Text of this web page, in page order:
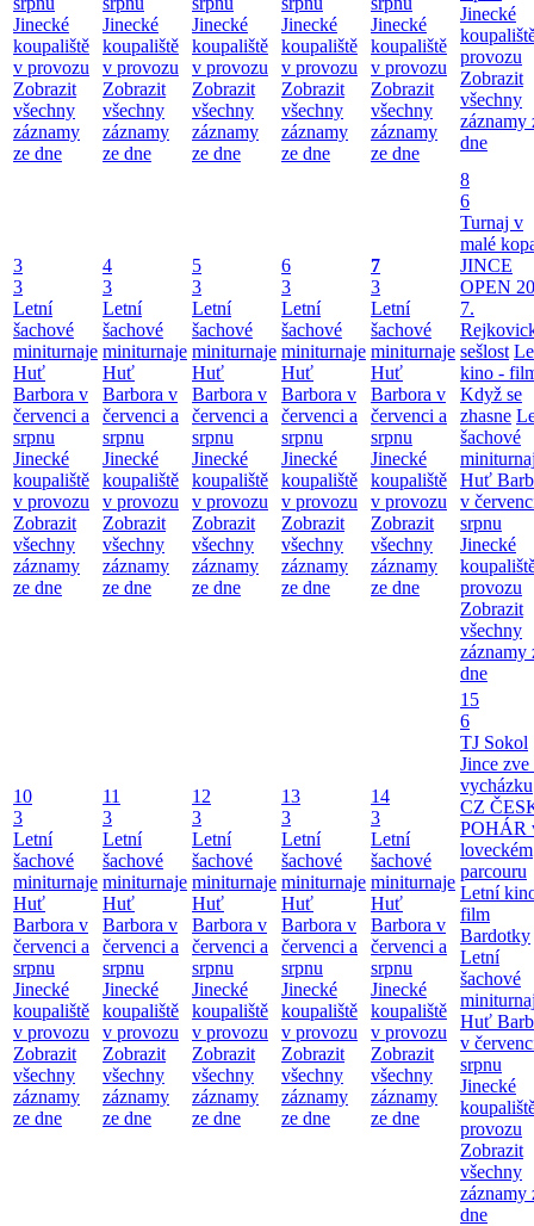
Jinecké
koupaliště
v provozu
Zobrazit
všechny
záznamy
ze dne
Jinecké
koupaliště
v provozu
Zobrazit
všechny
záznamy
ze dne
Jinecké
koupaliště
v provozu
Zobrazit
všechny
záznamy
ze dne
Jinecké
koupaliště
v provozu
Zobrazit
všechny
záznamy
ze dne
Jinecké
koupaliště
v provozu
Zobrazit
všechny
záznamy
ze dne
Jinecké
provozu
Zobrazit
všechny
záznamy
dne
3
3
Letní
šachové
miniturnaje
Huť
Barbora v
červenci a
srpnu
Jinecké
koupaliště
v provozu
Zobrazit
všechny
záznamy
ze dne
4
3
Letní
šachové
miniturnaje
Huť
Barbora v
červenci a
srpnu
Jinecké
koupaliště
v provozu
Zobrazit
všechny
záznamy
ze dne
5
3
Letní
šachové
miniturnaje
Huť
Barbora v
červenci a
srpnu
Jinecké
koupaliště
v provozu
Zobrazit
všechny
záznamy
ze dne
6
3
Letní
šachové
miniturnaje
Huť
Barbora v
červenci a
srpnu
Jinecké
koupaliště
v provozu
Zobrazit
všechny
záznamy
ze dne
7
3
Letní
šachové
miniturnaje
Huť
Barbora v
červenci a
srpnu
Jinecké
koupaliště
v provozu
Zobrazit
všechny
záznamy
ze dne
8
6
Turnaj v
malé
JINCE
OPEN
7.
sešlost
kino -
Když se
zhasne
šachové
Huť
v
srpnu
Jinecké
provozu
Zobrazit
všechny
záznamy
dne
10
3
Letní
šachové
miniturnaje
Huť
Barbora v
červenci a
srpnu
Jinecké
koupaliště
v provozu
Zobrazit
všechny
záznamy
ze dne
11
3
Letní
šachové
miniturnaje
Huť
Barbora v
červenci a
srpnu
Jinecké
koupaliště
v provozu
Zobrazit
všechny
záznamy
ze dne
12
3
Letní
šachové
miniturnaje
Huť
Barbora v
červenci a
srpnu
Jinecké
koupaliště
v provozu
Zobrazit
všechny
záznamy
ze dne
13
3
Letní
šachové
miniturnaje
Huť
Barbora v
červenci a
srpnu
Jinecké
koupaliště
v provozu
Zobrazit
všechny
záznamy
ze dne
14
3
Letní
šachové
miniturnaje
Huť
Barbora v
červenci a
srpnu
Jinecké
koupaliště
v provozu
Zobrazit
všechny
záznamy
ze dne
15
6
TJ Sokol
Jince zve
vycházku
CZ
POHÁR
loveckém
parcouru
Letní
film
Bardotky
Letní
šachové
Huť
v
srpnu
Jinecké
provozu
Zobrazit
všechny
záznamy
dne